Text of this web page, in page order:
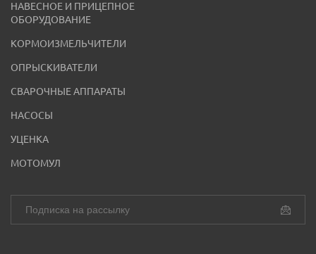
НАВЕСНОЕ И ПРИЦЕПНОЕ
ОБОРУДОВАНИЕ
КОРМОИЗМЕЛЬЧИТЕЛИ
ОПРЫСКИВАТЕЛИ
СВАРОЧНЫЕ АППАРАТЫ
НАСОСЫ
УЦЕНКА
МОТОМУЛ